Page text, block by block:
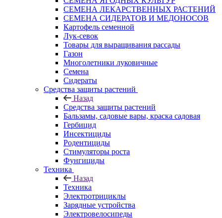
СЕМЕНА ЛЕКАРСТВЕННЫХ РАСТЕНИЙ
СЕМЕНА СИДЕРАТОВ И МЕДОНОСОВ
Картофель семенной
Лук-севок
Товары для выращивания рассады
Газон
Многолетники луковичные
Семена
Сидераты
Средства защиты растений
Назад
Средства защиты растений
Бальзамы, садовые вары, краска садовая
Гербицид
Инсектициды
Родентициды
Стимуляторы роста
Фунгициды
Техника
Назад
Техника
Электротрициклы
Зарядные устройства
Электровелосипеды